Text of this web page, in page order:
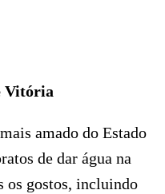
Vitória
amado do Estado
de dar água na
os gostos, incluindo